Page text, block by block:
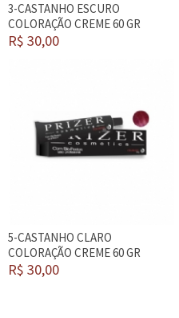
3-CASTANHO ESCURO
COLORAÇÃO CREME 60 GR
R$ 30,00
5-CASTANHO CLARO
COLORAÇÃO CREME 60 GR
R$ 30,00